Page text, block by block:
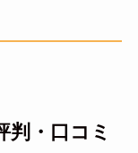
判・口コミ